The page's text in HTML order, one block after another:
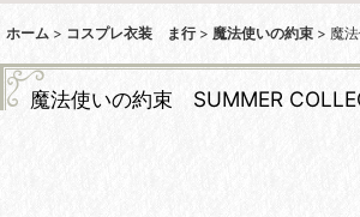
ホーム > コスプレ衣装 ま行 > 魔法使いの約束 > 魔
魔法使いの約束 SUMMER